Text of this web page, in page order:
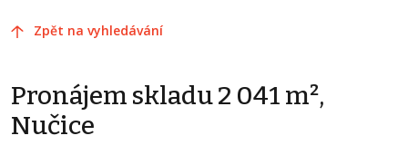
Zpět na vyhledávání
Pronájem skladu 2 041 m²,
Nučice